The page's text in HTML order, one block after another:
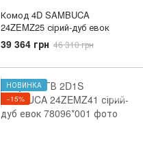
Комод 4D SAMBUCA
24ZEMZ25 сірий-дуб евок
39 364 грн 46 310 грн
НОВИНКА
−15%